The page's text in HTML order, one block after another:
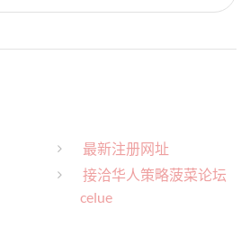
最新注册网址
接洽华人策略菠菜论坛
celue